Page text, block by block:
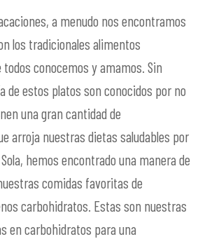
a menudo nos encontramos
los tradicionales alimentos
conocemos y amamos. Sin
de estos platos son conocidos por no
una gran cantidad de
arroja nuestras dietas saludables por
hemos encontrado una manera de
comidas favoritas de
carbohidratos. Estas son nuestras
en carbohidratos para una